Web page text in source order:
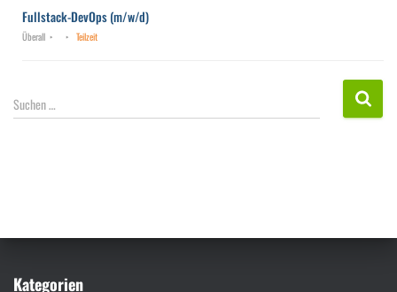
Fullstack-DevOps (m/w/d)
Überall Teilzeit
S
u
Suchen …
Kategorien